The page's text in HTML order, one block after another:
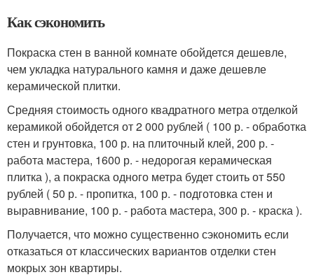
Как сэкономить
Покраска стен в ванной комнате обойдется дешевле,
чем укладка натурального камня и даже дешевле
керамической плитки.
Средняя стоимость одного квадратного метра отделкой
керамикой обойдется от 2 000 рублей ( 100 р. - обработка
стен и грунтовка, 100 р. на плиточный клей, 200 р. -
работа мастера, 1600 р. - недорогая керамическая
плитка ), а покраска одного метра будет стоить от 550
рублей ( 50 р. - пропитка, 100 р. - подготовка стен и
выравнивание, 100 р. - работа мастера, 300 р. - краска ).
Получается, что можно существенно сэкономить если
отказаться от классических вариантов отделки стен
мокрых зон квартиры.